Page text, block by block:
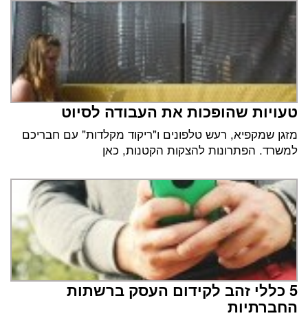
טעויות שהופכות את העבודה לסיוט
מזגן שמקפיא, רעש טלפונים ו"ריקוד מקלדות" עם חבריכם
למשרד. הפתרונות להצקות הקטנות, כאן
5 כללי זהב לקידום העסק ברשתות
החברתיות